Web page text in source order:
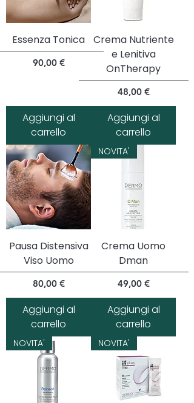
Essenza Tonica
Prezzo
90,00 €
Aggiungi al
carrello
Crema Nutriente
e Lenitiva
OnTherapy
Prezzo
48,00 €
Aggiungi al
carrello
Pausa Distensiva
Viso Uomo
Prezzo
80,00 €
Aggiungi al
carrello
NOVITA'
Crema Uomo
Dman
Prezzo
49,00 €
Aggiungi al
carrello
NOVITA' NOVITA'